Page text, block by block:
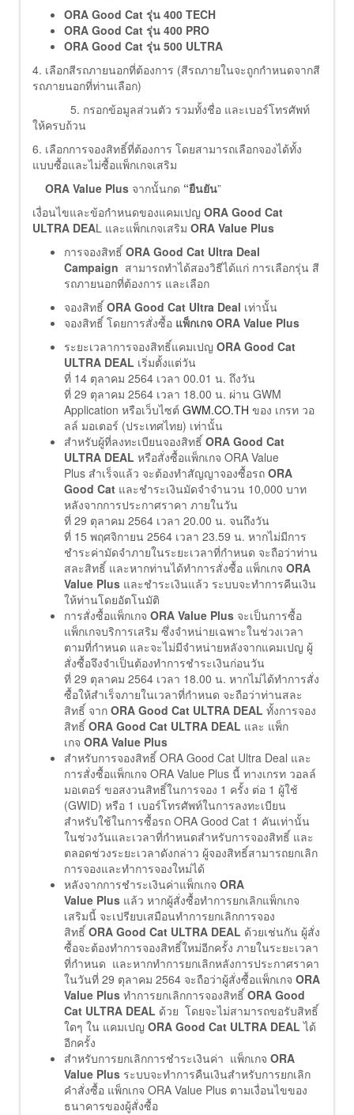
ORA Good Cat รุ่น 400 TECH
ORA Good Cat รุ่น 400 PRO
ORA Good Cat รุ่น 500 ULTRA
4. เลือกสีรถภายนอกที่ต้องการ (สีรถภายในจะถูกกำหนดจากสี
รถภายนอกที่ท่านเลือก)
5. กรอกข้อมูลส่วนตัว รวมทั้งชื่อ และเบอร์โทรศัพท์
ให้ครบถ้วน
6. เลือกการจองสิทธิ์ที่ต้องการ โดยสามารถเลือกจองได้ทั้ง
แบบซื้อและไม่ซื้อแพ็กเกจเสริม
ORA Value Plus จากนั้นกด “ยืนยัน”
เงื่อนไขและข้อกำหนดของแคมเปญ ORA Good Cat
ULTRA DEAL และแพ็กเกจเสริม ORA Value Plus
การจองสิทธิ์ ORA Good Cat Ultra Deal
Campaign สามารถทำได้สองวิธีได้แก่ การเลือกรุ่น สี
รถภายนอกที่ต้องการ และเลือก
จองสิทธิ์ ORA Good Cat Ultra Deal เท่านั้น
จองสิทธิ์ โดยการสั่งซื้อ แพ็กเกจ ORA Value Plus
ระยะเวลาการจองสิทธิ์แคมเปญ ORA Good Cat
ULTRA DEAL เริ่มตั้งแต่วัน
ที่ 14 ตุลาคม 2564 เวลา 00.01 น. ถึงวัน
ที่ 29 ตุลาคม 2564 เวลา 18.00 น. ผ่าน GWM
Application หรือเว็บไซต์ GWM.CO.TH ของ เกรท วอ
ลล์ มอเตอร์ (ประเทศไทย) เท่านั้น
สำหรับผู้ที่ลงทะเบียนจองสิทธิ์ ORA Good Cat
ULTRA DEAL หรือสั่งซื้อแพ็กเกจ ORA Value
Plus สำเร็จแล้ว จะต้องทำสัญญาจองซื้อรถ ORA
Good Cat และชำระเงินมัดจำจำนวน 10,000 บาท
หลังจากการประกาศราคา ภายในวัน
ที่ 29 ตุลาคม 2564 เวลา 20.00 น. จนถึงวัน
ที่ 15 พฤศจิกายน 2564 เวลา 23.59 น. หากไม่มีการ
ชำระค่ามัดจำภายในระยะเวลาที่กำหนด จะถือว่าท่าน
สละสิทธิ์ และหากท่านได้ทำการสั่งซื้อ แพ็กเกจ ORA
Value Plus และชำระเงินแล้ว ระบบจะทำการคืนเงิน
ให้ท่านโดยอัตโนมัติ
การสั่งซื้อแพ็กเกจ ORA Value Plus จะเป็นการซื้อ
แพ็กเกจบริการเสริม ซึ่งจำหน่ายเฉพาะในช่วงเวลา
ตามที่กำหนด และจะไม่มีจำหน่ายหลังจากแคมเปญ ผู้
สั่งซื้อจึงจำเป็นต้องทำการชำระเงินก่อนวัน
ที่ 29 ตุลาคม 2564 เวลา 18.00 น. หากไม่ได้ทำการสั่ง
ซื้อให้สำเร็จภายในเวลาที่กำหนด จะถือว่าท่านสละ
สิทธิ์ จาก ORA Good Cat ULTRA DEAL ทั้งการจอง
สิทธิ์ ORA Good Cat ULTRA DEAL และ แพ็ก
เกจ ORA Value Plus
สำหรับการจองสิทธิ์ ORA Good Cat Ultra Deal และ
การสั่งซื้อแพ็กเกจ ORA Value Plus นี้ ทางเกรท วอลล์
มอเตอร์ ขอสงวนสิทธิ์ในการจอง 1 ครั้ง ต่อ 1 ผู้ใช้
(GWID) หรือ 1 เบอร์โทรศัพท์ในการลงทะเบียน
สำหรับใช้ในการซื้อรถ ORA Good Cat 1 คันเท่านั้น
ในช่วงวันและเวลาที่กำหนดสำหรับการจองสิทธิ์ และ
ตลอดช่วงระยะเวลาดังกล่าว ผู้จองสิทธิ์สามารถยกเลิก
การจองและทำการจองใหม่ได้
หลังจากการชำระเงินค่าแพ็กเกจ ORA
Value Plus แล้ว หากผู้สั่งซื้อทำการยกเลิกแพ็กเกจ
เสริมนี้ จะเปรียบเสมือนทำการยกเลิกการจอง
สิทธิ์ ORA Good Cat ULTRA DEAL ด้วยเช่นกัน ผู้สั่ง
ซื้อจะต้องทำการจองสิทธิ์ใหม่อีกครั้ง ภายในระยะเวลา
ที่กำหนด และหากทำการยกเลิกหลังการประกาศราคา
ในวันที่ 29 ตุลาคม 2564 จะถือว่าผู้สั่งซื้อแพ็กเกจ ORA
Value Plus ทำการยกเลิกการจองสิทธิ์ ORA Good
Cat ULTRA DEAL ด้วย โดยจะไม่สามารถขอรับสิทธิ์
ใดๆ ใน แคมเปญ ORA Good Cat ULTRA DEAL ได้
อีกครั้ง
สำหรับการยกเลิกการชำระเงินค่า แพ็กเกจ ORA
Value Plus ระบบจะทำการคืนเงินสำหรับการยกเลิก
คำสั่งซื้อ แพ็กเกจ ORA Value Plus ตามเงื่อนไขของ
ธนาคารของผู้สั่งซื้อ